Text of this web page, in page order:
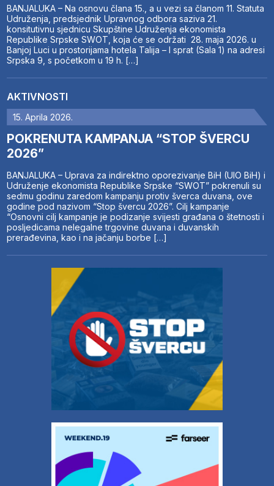
BANJALUKA – Na osnovu člana 15., a u vezi sa članom 11. Statuta
Udruženja, predsjednik Upravnog odbora saziva 21.
konsitutivnu sjednicu Skupštine Udruženja ekonomista
Republike Srpske SWOT, koja će se održati 28. maja 2026. u
Banjoj Luci u prostorijama hotela Talija – I sprat (Sala 1) na adresi
Srpska 9, s početkom u 19 h. […]
AKTIVNOSTI
15. Aprila 2026.
POKRENUTA KAMPANJA “STOP ŠVERCU
2026”
BANJALUKA – Uprava za indirektno oporezivanje BiH (UIO BiH) i
Udruženje ekonomista Republike Srpske “SWOT” pokrenuli su
sedmu godinu zaredom kampanju protiv šverca duvana, ove
godine pod nazivom “Stop švercu 2026”. Cilj kampanje
“Osnovni cilj kampanje je podizanje svijesti građana o štetnosti i
posljedicama nelegalne trgovine duvana i duvanskih
prerađevina, kao i na jačanju borbe […]